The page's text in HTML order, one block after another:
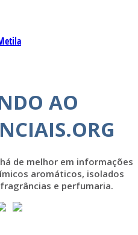
AO
de melhor em informações
aromáticos, isolados
e perfumaria.